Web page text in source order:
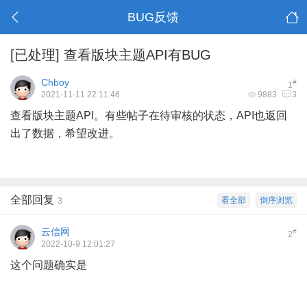
BUG反馈
[已处理] 查看版块主题API有BUG
1#
Chboy
9883 3
2021-11-11 22:11:46
查看版块主题API。有些帖子在待审核的状态，API也返回
出了数据，希望改进。
倒序浏览
看全部
全部回复 3
2#
云信网
2022-10-9 12:01:27
这个问题确实是